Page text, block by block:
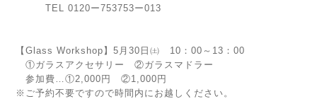
TEL 0120ー753753ー013
【Glass Workshop】5月30日㈯ 10：00～13：00
①ガラスアクセサリー ②ガラスマドラー
参加費…①2,000円 ②1,000円
※ご予約不要ですので時間内にお越しください。